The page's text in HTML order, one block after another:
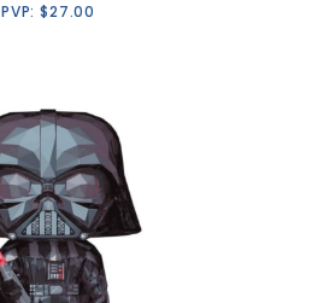
PVP:$27.00